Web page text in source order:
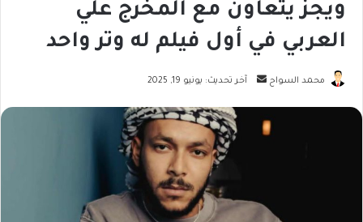
ويجز يتعاون مع المخرج علي
العربي في أول فيلم له وتر واحد
محمد السواح
أرسل
إلكترونيا
آخر تحديث: يونيو 19, 2025